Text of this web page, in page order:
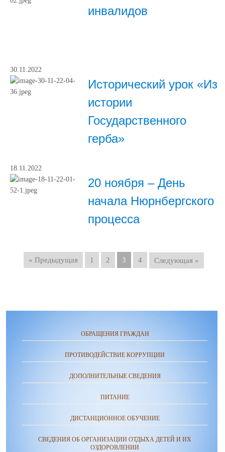
инвалидов
30.11.2022
Исторический урок «Из
истории
Государственного
герба»
18.11.2022
20 ноября – День
начала Нюрнбергского
процесса
« Предыдущая 1 2 3 4 Следующая »
ОБРАЩЕНИЯ ГРАЖДАН
ПРОТИВОДЕЙСТВИЕ КОРРУПЦИИ
ДОПОЛНИТЕЛЬНЫЕ СВЕДЕНИЯ
ПИТАНИЕ
ДИСТАНЦИОННОЕ ОБУЧЕНИЕ
СВЕДЕНИЯ ОБ ОРГАНИЗАЦИИ ОТДЫХА ДЕТЕЙ И ИХ
ОЗДОРОВЛЕНИИ